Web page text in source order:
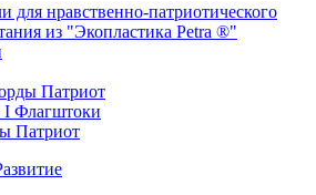
для нравственно-патриотического
из "Экопластика Petra ®"
Патриот
I Флагштоки
Патриот